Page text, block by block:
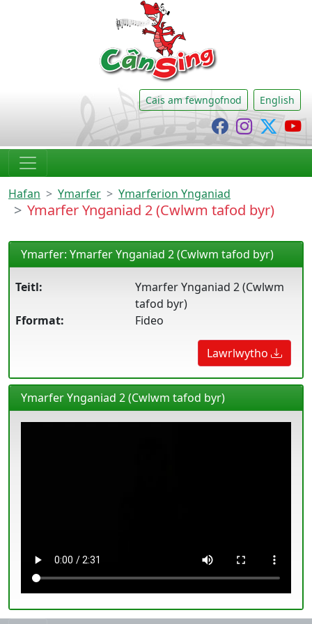
CânSing Cais am fewngofnod English
CânsingCânsing
Hafan Ymarfer Ymarferion Ynganiad
Ymarfer Ynganiad 2 (Cwlwm tafod byr)
Ymarfer: Ymarfer Ynganiad 2 (Cwlwm tafod byr)
Teitl:
Ymarfer Ynganiad 2 (Cwlwm
tafod byr)
Fformat:
Fideo
Lawrlwytho
Ymarfer Ynganiad 2 (Cwlwm tafod byr)